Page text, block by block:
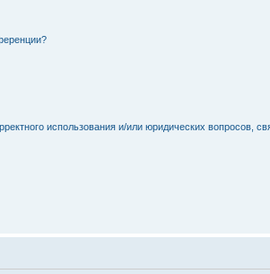
использования и/или юридических вопросов,